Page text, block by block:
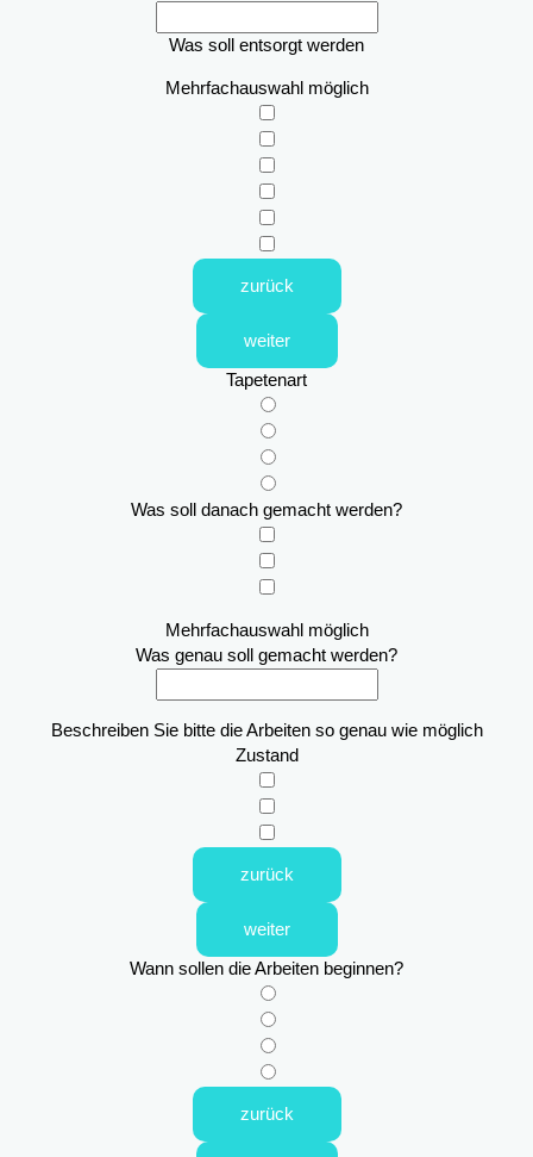
Was soll entsorgt werden
Mehrfachauswahl möglich
zurück
weiter
Tapetenart
Was soll danach gemacht werden?
Mehrfachauswahl möglich
Was genau soll gemacht werden?
Beschreiben Sie bitte die Arbeiten so genau wie möglich
Zustand
zurück
weiter
Wann sollen die Arbeiten beginnen?
zurück